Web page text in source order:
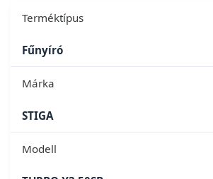
Terméktípus
Fűnyíró
Márka
STIGA
Modell